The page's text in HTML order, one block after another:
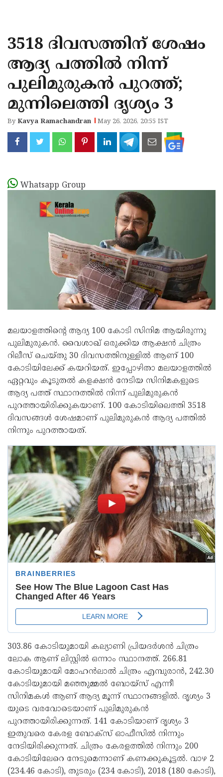
KANNUR
KASARAGOD
3518 ദിവസത്തിന് ശേഷം
ആദ്യ പത്തിൽ നിന്ന്
പുലിമുരുകൻ പുറത്ത്;
മുന്നിലെത്തി ദൃശ്യം 3
ByKavya Ramachandran May 26, 2026, 20:55 IST
Whatsapp Group
മലയാളത്തിന്റെ ആദ്യ 100 കോടി സിനിമ ആയിരുന്നു
പുലിമുരുകൻ. വൈശാഖ് ഒരുക്കിയ ആക്ഷൻ ചിത്രം
റിലീസ് ചെയ്തു 30 ദിവസത്തിനുള്ളിൽ ആണ് 100
കോടിയിലേക്ക് കയറിയത്. ഇപ്പോഴിതാ മലയാളത്തിൽ
ഏറ്റവും കൂടുതൽ കളക്ഷൻ നേടിയ സിനിമകളുടെ
ആദ്യ പത്ത് സ്ഥാനത്തിൽ നിന്ന് പുലിമുരുകൻ
പുറത്തായിരിക്കുകയാണ്. 100 കോടിയിലെത്തി 3518
ദിവസങ്ങൾ ശേഷമാണ് പുലിമുരുകൻ ആദ്യ പത്തിൽ
നിന്നും പുറത്തായത്.
303.86 കോടിയുമായി കല്യാണി പ്രിയദർശൻ ചിത്രം
ലോക ആണ് ലിസ്റ്റിൽ ഒന്നാം സ്ഥാനത്ത്. 266.81
കോടിയുമായി മോഹൻലാൽ ചിത്രം എമ്പുരാൻ, 242.30
കോടിയുമായി മഞ്ഞുമ്മൽ ബോയ്‌സ് എന്നീ
സിനിമകൾ ആണ് ആദ്യ മൂന്ന് സ്ഥാനങ്ങളിൽ. ദൃശ്യം 3
യുടെ വരവോടെയാണ് പുലിമുരുകൻ
പുറത്തായിരിക്കുന്നത്. 141 കോടിയാണ് ദൃശ്യം 3
ഇതുവരെ കേരള ബോക്സ് ഓഫീസിൽ നിന്നും
നേടിയിരിക്കുന്നത്. ചിത്രം കേരളത്തിൽ നിന്നും 200
കോടിയിലേറെ നേടുമെന്നാണ് കണക്കുകൂട്ടൽ. വാഴ 2
(234.46 കോടി), തുടരും (234 കോടി), 2018 (180 കോടി),